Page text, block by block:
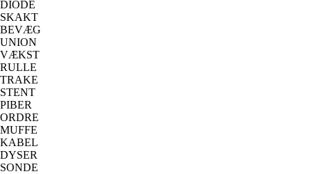
DIODE
SKAKT
BEVÆG
UNION
VÆKST
RULLE
TRAKE
STENT
PIBER
ORDRE
MUFFE
KABEL
DYSER
SONDE